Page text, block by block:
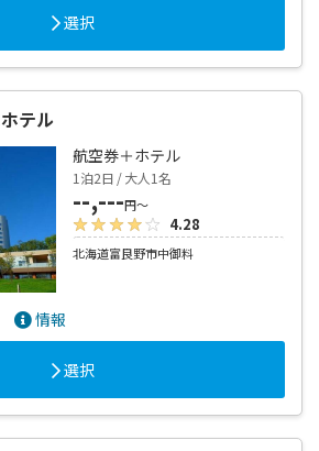
選択
テル
航空券＋ホテル
1泊2日 / 大人1名
--,---円～
4.28
北海道富良野市中御料
情報
選択